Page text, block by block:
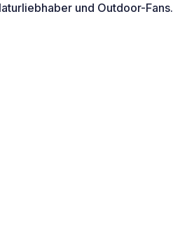
und Outdoor-Fans.